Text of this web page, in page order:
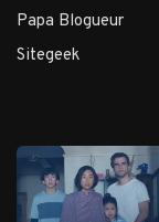
Papa Blogueur
Sitegeek